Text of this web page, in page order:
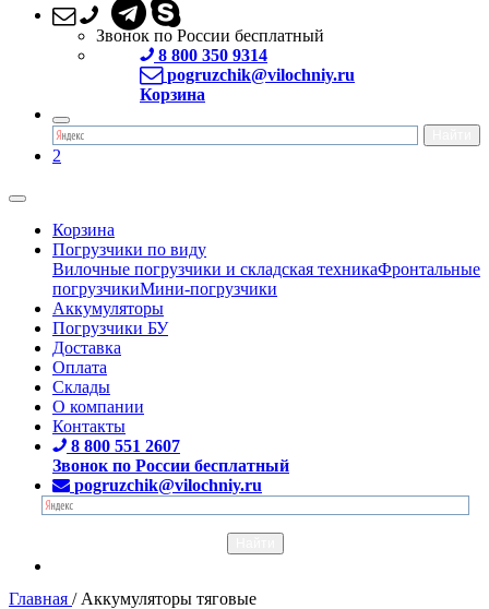
Звонок по России бесплатный
8 800 350 9314
pogruzchik@vilochniy.ru
Корзина
2
Корзина
Погрузчики по виду
Вилочные погрузчики и складская техникаФронтальные
погрузчикиМини-погрузчики
Аккумуляторы
Погрузчики БУ
Доставка
Оплата
Склады
О компании
Контакты
8 800 551 2607
Звонок по России бесплатный
pogruzchik@vilochniy.ru
Главная / Аккумуляторы тяговые